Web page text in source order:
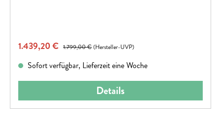
Verkaufspreis:
1.439,20 € Regulärer Preis:
1.799,00 €(Hersteller-UVP)
Sofort verfügbar, Lieferzeit eine Woche
Details